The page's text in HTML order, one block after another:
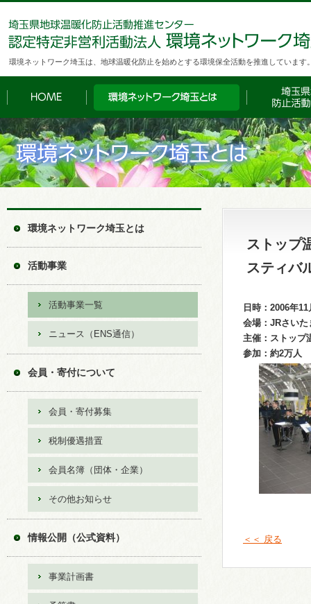
環境ネットワーク埼玉は、地球温暖化防止を始めとする環境保全活動を推進しています
ストップ
スティバ
日時：2006年
会場：JRさい
主催：ストップ
参加：約2万人
＜＜ 戻る
環境ネットワーク埼玉とは
活動事業
活動事業一覧
ニュース（ENS通信）
会員・寄付について
会員・寄付募集
税制優遇措置
会員名簿（団体・企業）
その他お知らせ
情報公開（公式資料）
事業計画書